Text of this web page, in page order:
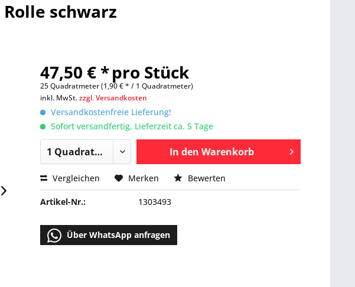
schwarz
47,50 € *pro Stück
25 Quadratmeter (1,90 € * / 1 Quadratmeter)
inkl. MwSt.zzgl. Versandkosten
Versandkostenfreie Lieferung!
Sofort versandfertig, Lieferzeit ca. 5 Tage
In den Warenkorb
Vergleichen Merken Bewerten
Artikel-Nr.: 1303493
Über WhatsApp anfragen